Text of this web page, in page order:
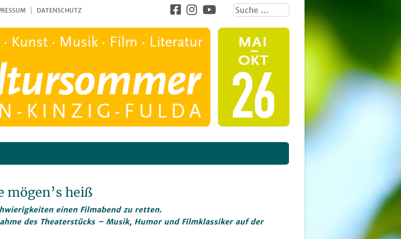
DATENSCHUTZ Suche ...
mögen’s heiß
einen Filmabend zu retten.
des Theaterstücks – Musik, Humor und Filmklassiker auf der